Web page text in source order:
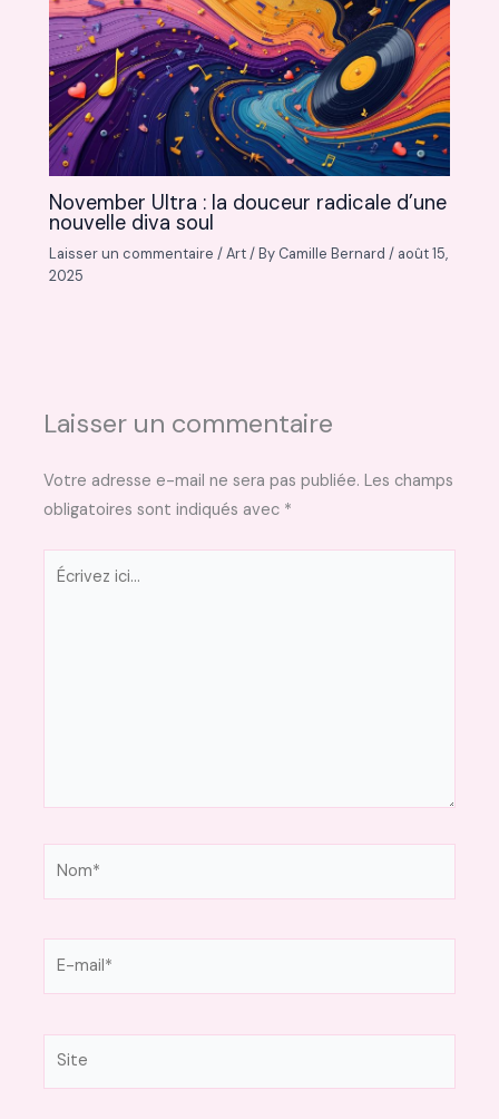
November Ultra : la douceur radicale d’une
nouvelle diva soul
Laisser un commentaire /Art/ By Camille Bernard/ août 15,
2025
Laisser un commentaire
Votre adresse e-mail ne sera pas publiée. Les champs
obligatoires sont indiqués avec *
Écrivez